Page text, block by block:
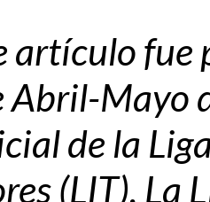
artículo fue
Abril-Mayo
de la
(LIT). La